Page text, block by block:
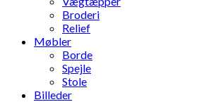
Broderi
Relief
Møbler
Borde
Spejle
Stole
Billeder